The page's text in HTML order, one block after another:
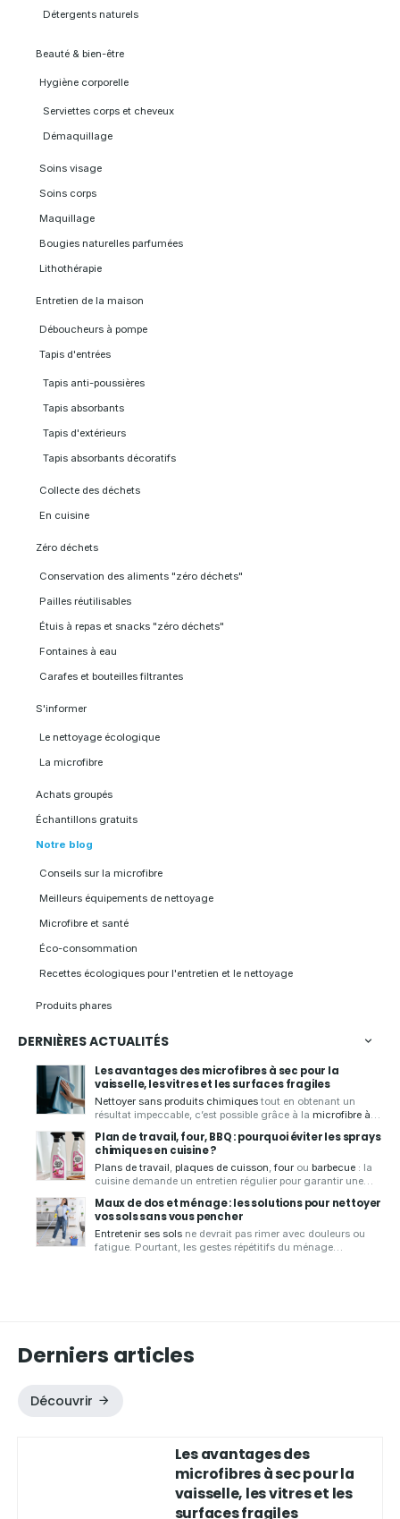
Détergents naturels
Beauté & bien-être
Hygiène corporelle
Serviettes corps et cheveux
Démaquillage
Soins visage
Soins corps
Maquillage
Bougies naturelles parfumées
Lithothérapie
Entretien de la maison
Déboucheurs à pompe
Tapis d'entrées
Tapis anti-poussières
Tapis absorbants
Tapis d'extérieurs
Tapis absorbants décoratifs
Collecte des déchets
En cuisine
Zéro déchets
Conservation des aliments "zéro déchets"
Pailles réutilisables
Étuis à repas et snacks "zéro déchets"
Fontaines à eau
Carafes et bouteilles filtrantes
S'informer
Le nettoyage écologique
La microfibre
Achats groupés
Échantillons gratuits
Notre blog
Conseils sur la microfibre
Meilleurs équipements de nettoyage
Microfibre et santé
Éco-consommation
Recettes écologiques pour l'entretien et le nettoyage
Produits phares
DERNIÈRES ACTUALITÉS
Les avantages des microfibres à sec pour la
vaisselle, les vitres et les surfaces fragiles
Nettoyer sans produits chimiques tout en obtenant un
résultat impeccable, c’est possible grâce à la microfibre à
déchet, vous présente seschiffons microfibres de qualité,
conçus pouressuyer,faire briller
surfaces sans laisser de traces.
Plan de travail, four, BBQ : pourquoi éviter les sprays
chimiques en cuisine ?
Plans de travail plaques de cuisson ,four ou barbecue : la
cuisine demande un entretien régulier pour garantir une
solutions d'entretien écologiques et zéro déchet, vous
présente lesavantages d'un spray nettoyant écologique
pournettoyer votre cuisineen toute sérénité.
Maux de dos et ménage : les solutions pour nettoyer
vos sols sans vous pencher
Entretenir ses sols ne devrait pas rimer avec douleurs ou
fatigue. Pourtant, les gestes répétitifs du ménage
Derniers articles
Découvrir
Les avantages des
microfibres à sec pour la
vaisselle, les vitres et les
surfaces fragiles